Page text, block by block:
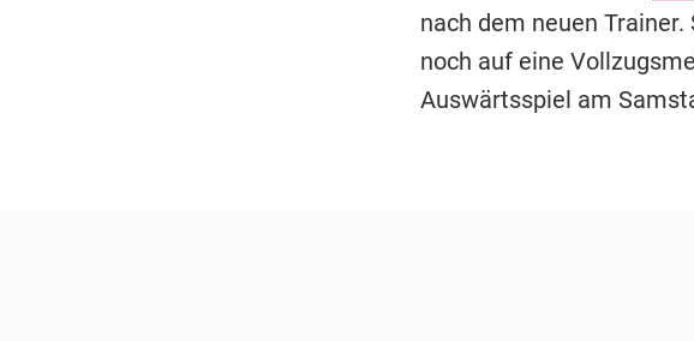
nach dem neuen
noch auf eine
Auswärtsspiel am